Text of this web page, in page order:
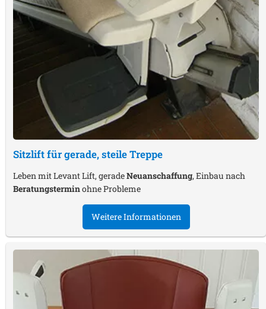
Sitzlift für gerade, steile Treppe
Leben mit Levant Lift, geradeNeuanschaffung, Einbau nach
Beratungsterminohne Probleme
Weitere Informationen